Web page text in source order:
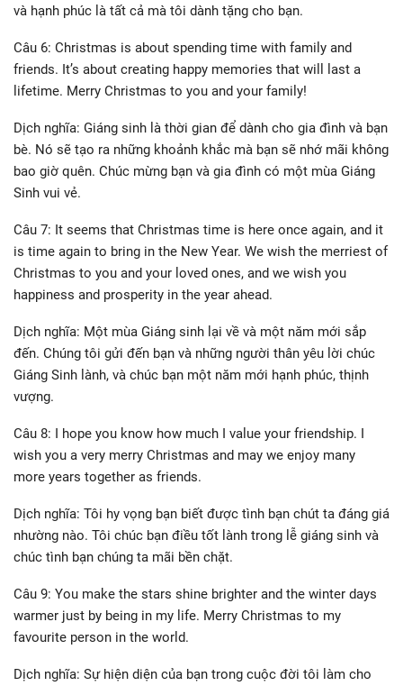
và hạnh phúc là tất cả mà tôi dành tặng cho bạn.
Câu 6: Christmas is about spending time with family and
friends. It’s about creating happy memories that will last a
lifetime. Merry Christmas to you and your family!
Dịch nghĩa: Giáng sinh là thời gian để dành cho gia đình và bạn
bè. Nó sẽ tạo ra những khoảnh khắc mà bạn sẽ nhớ mãi không
bao giờ quên. Chúc mừng bạn và gia đình có một mùa Giáng
Sinh vui vẻ.
Câu 7: It seems that Christmas time is here once again, and it
is time again to bring in the New Year. We wish the merriest of
Christmas to you and your loved ones, and we wish you
happiness and prosperity in the year ahead.
Dịch nghĩa: Một mùa Giáng sinh lại về và một năm mới sắp
đến. Chúng tôi gửi đến bạn và những người thân yêu lời chúc
Giáng Sinh lành, và chúc bạn một năm mới hạnh phúc, thịnh
vượng.
Câu 8: I hope you know how much I value your friendship. I
wish you a very merry Christmas and may we enjoy many
more years together as friends.
Dịch nghĩa: Tôi hy vọng bạn biết được tình bạn chút ta đáng giá
nhường nào. Tôi chúc bạn điều tốt lành trong lễ giáng sinh và
chúc tình bạn chúng ta mãi bền chặt.
Câu 9: You make the stars shine brighter and the winter days
warmer just by being in my life. Merry Christmas to my
favourite person in the world.
Dịch nghĩa: Sự hiện diện của bạn trong cuộc đời tôi làm cho